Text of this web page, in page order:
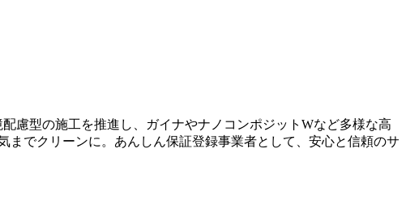
慮型の施工を推進し、ガイナやナノコンポジットWなど多様な高
でクリーンに。あんしん保証登録事業者として、安心と信頼のサ